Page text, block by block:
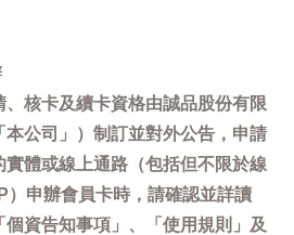
、核卡及續卡資格由誠品股份有限
本公司」）制訂並對外公告，申請
實體或線上通路（包括但不限於線
）申辦會員卡時，請確認並詳讀
個資告知事項」、「使用規則」及